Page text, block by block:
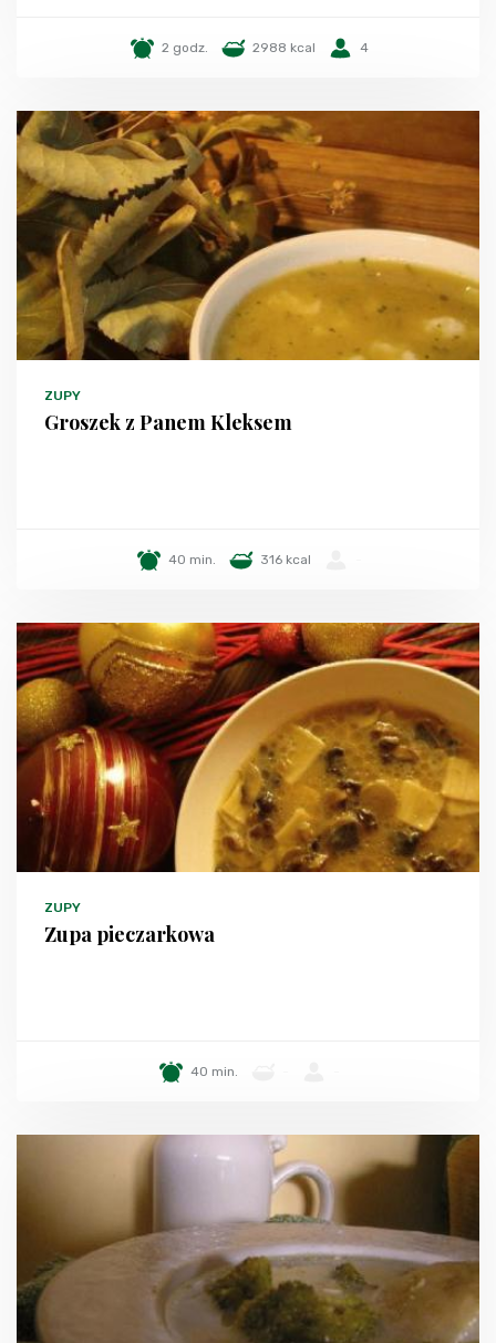
2 godz. 2988 kcal 4
ZUPY
Groszek z Panem Kleksem
40 min. 316 kcal
ZUPY
Zupa pieczarkowa
40 min.